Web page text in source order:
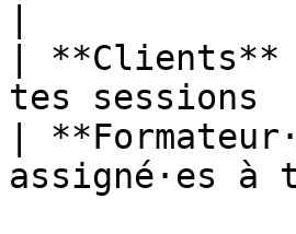
|
tes
|
assigné·es